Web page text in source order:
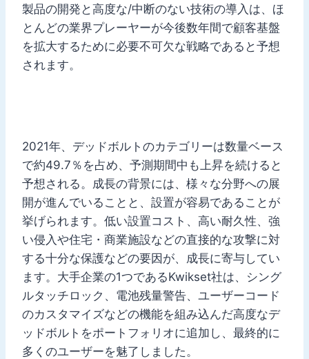
製品の開発と高度な/中断のない技術の導入は、ほ
とんどの業界プレーヤーが今後数年間で顧客基盤
を拡大するために必要不可欠な戦略であると予想
されます。
2021年、デッドボルトのカテゴリーは数量ベース
で約49.7％を占め、予測期間中も上昇を続けると
予想される。成長の背景には、様々な分野への展
開が進んでいることと、設置が容易であることが
挙げられます。低い設置コスト、高い耐久性、強
い侵入や住宅・商業施設などの直接的な攻撃に対
する十分な保護などの要因が、成長に寄与してい
ます。大手企業の1つであるKwikset社は、シング
ルタッチロック、電池残量警告、ユーザーコード
のカスタマイズなどの機能を組み込んだ高度なデ
ッドボルトをポートフォリオに追加し、最終的に
多くのユーザーを魅了しました。